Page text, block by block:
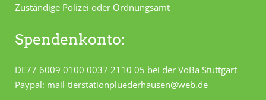
Zuständige Polizei oder Ordnungsamt
Spendenkonto:
DE77 6009 0100 0037 2110 05 bei der VoBa Stuttgart
Paypal: mail-tierstationpluederhausen@web.de